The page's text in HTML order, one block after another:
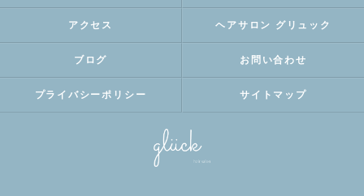
アクセス ヘアサロン グリュック
ブログ お問い合わせ
プライバシーポリシー サイトマップ